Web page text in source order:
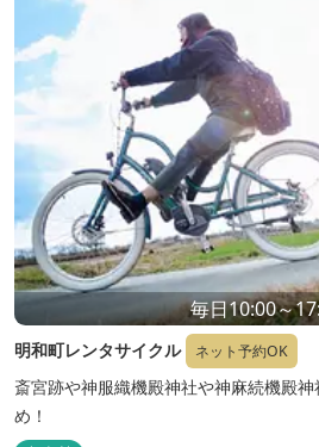
毎日10:00～
明和町レンタサイクル ネット予約OK
斎宮跡や神服織機殿神社や神麻続機殿
め！